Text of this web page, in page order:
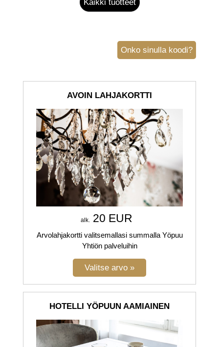
Kaikki tuotteet
Onko sinulla koodi?
AVOIN LAHJAKORTTI
alk. 20 EUR
Arvolahjakortti valitsemallasi summalla Yöpuu
Yhtiön palveluihin
HOTELLI YÖPUUN AAMIAINEN